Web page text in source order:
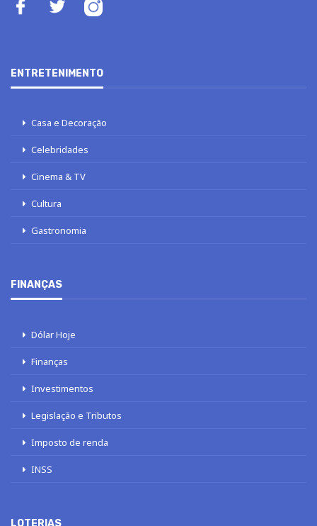
ENTRETENIMENTO
Casa e Decoração
Celebridades
Cinema & TV
Cultura
Gastronomia
FINANÇAS
Dólar Hoje
Finanças
Investimentos
Legislação e Tributos
Imposto de renda
INSS
LOTERIAS